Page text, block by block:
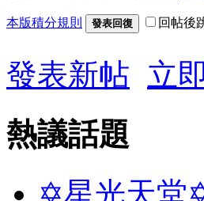
本版積分規則 發表回復 回帖後
發表新帖 立
熱議話題
✡星光天堂